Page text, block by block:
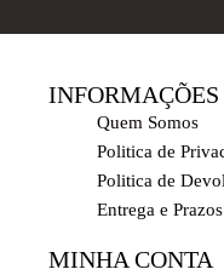
Quem Somos
Politica de
Politica de
Entrega e Prazos
MINHA CONTA